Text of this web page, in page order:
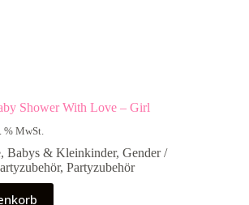
Shower With Love – Girl
% MwSt.
, Babys & Kleinkinder, Gender /
, Partyzubehör